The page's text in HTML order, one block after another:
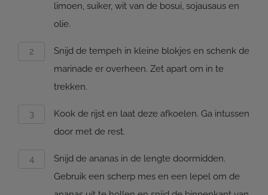
limoen, suiker, wit van de bosui, sojausaus en
olie.
Snijd de tempeh in kleine blokjes en schenk de
marinade er overheen. Zet apart om in te
trekken.
Kook de rijst en laat deze afkoelen. Ga intussen
door met de rest.
Snijd de ananas in de lengte doormidden.
Gebruik een scherp mes en een lepel om de